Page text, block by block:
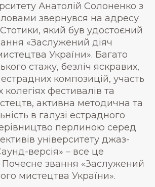
Анатолій Солоненко з
звернувся на адресу
який був удостоєний
«Заслужений діяч
України». Багато
стажу, безліч яскравих,
композицій, участь
колегіях фестивалів та
активна методична та
в галузі естрадного
перлиною серед
університету джаз-
версія» – все це
звання «Заслужений
мистецтва України».